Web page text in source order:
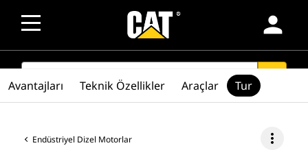
person
SEARCH
Endüstriyel Dizel Motorlar more_vert
Avantajları Teknik Özellikler Araçlar Tur